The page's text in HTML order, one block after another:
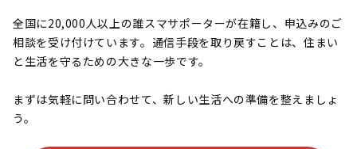
全国に20,000人以上の誰スマサポーターが在籍し、申込みのご
相談を受け付けています。通信手段を取り戻すことは、住まい
と生活を守るための大きな一歩です。
まずは気軽に問い合わせて、新しい生活への準備を整えましょ
う。